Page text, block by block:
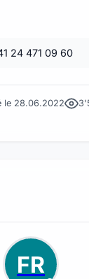
24 471 09 60
le 28.06.2022
FR